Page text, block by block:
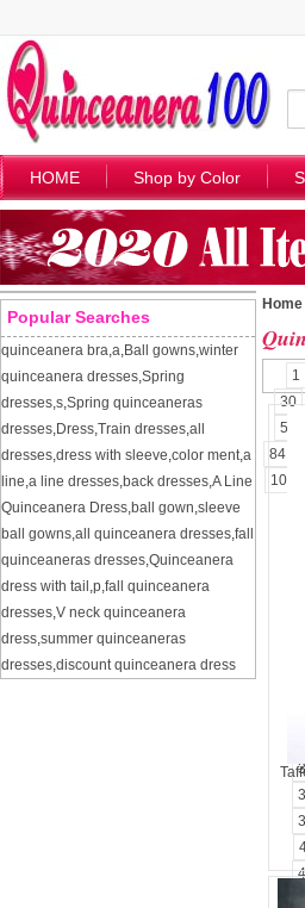
HOME Shop by Color
Popular Searches
quinceanera bra,a,Ball gowns,winter
quinceanera dresses,Spring
dresses,s,Spring quinceaneras
dresses,Dress,Train dresses,all
dresses,dress with sleeve,color ment,a
line,a line dresses,back dresses,A Line
Quinceanera Dress,ball gown,sleeve
ball gowns,all quinceanera dresses,fall
quinceaneras dresses,Quinceanera
dress with tail ,p,fall quinceanera
dresses,V neck quinceanera
dress,summer quinceaneras
dresses,discount quinceanera dress
Home
1
30
57
84
109